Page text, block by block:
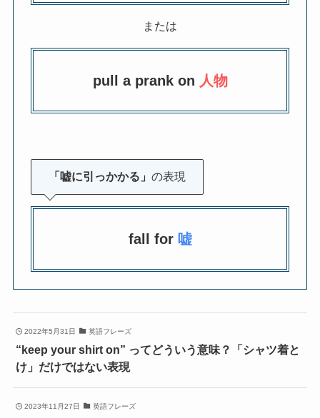
または
pull a prank on 人物
「嘘に引っかかる」 の表現
fall for 嘘
2022年5月31日 英語フレーズ
“keep your shirt on” ってどういう意味？「シャツ着と
け」だけではない表現
2023年11月27日 英語フレーズ